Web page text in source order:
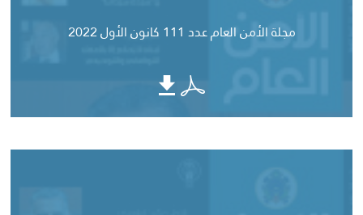
مجلة الأمن العام عدد 111 كانون الأول 2022